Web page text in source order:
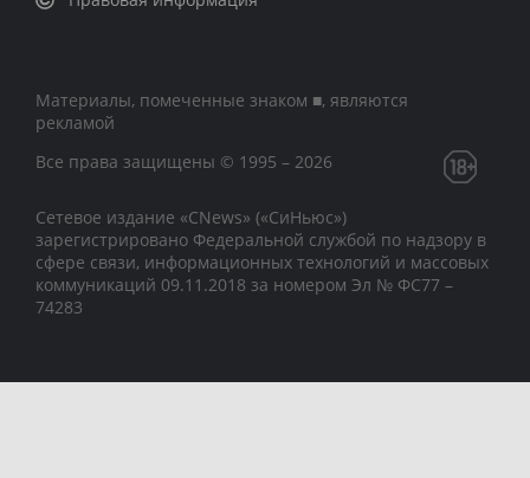
Материалы, помеченные знаком ■, являются
рекламой
Все права защищены © 1995 – 2026
Сетевое издание «CNews» («СиНьюс»)
зарегистрировано Федеральной службой по надзору в
сфере связи, информационных технологий и массовых
коммуникаций 09.11.2018 за номером Эл № ФС77 –
74283